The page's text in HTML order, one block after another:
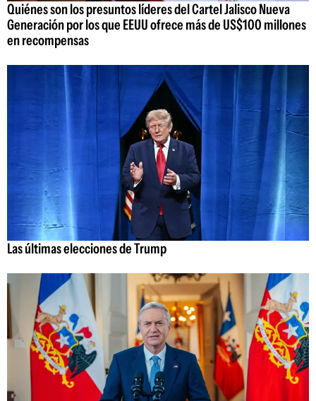
Quiénes son los presuntos líderes del Cartel Jalisco Nueva
Generación por los que EEUU ofrece más de US$100 millones
en recompensas
Las últimas elecciones de Trump